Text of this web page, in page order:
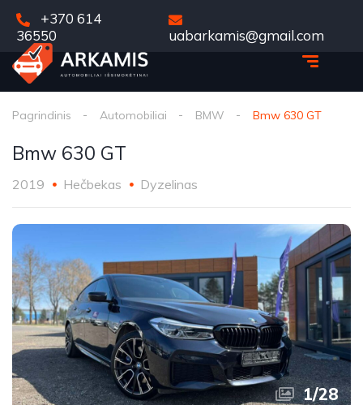
+370 614
36550
uabarkamis@gmail.com
Pagrindinis Automobiliai BMW Bmw 630 GT
Bmw 630 GT
2019 Hečbekas Dyzelinas
1/28